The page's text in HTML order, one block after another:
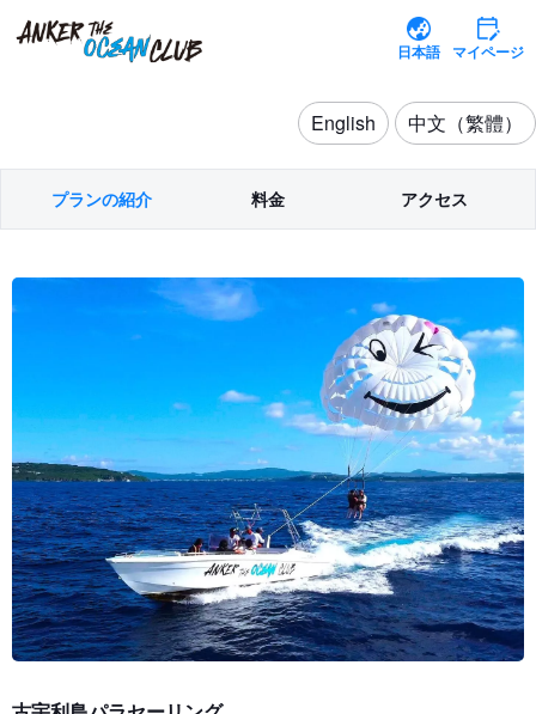
日本語 マイページ
English 中文（繁體）
プランの紹介 料金 アクセス